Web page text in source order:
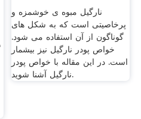
نارگیل مبوه ی خوشمزه و
پرخاصیتی است که به شکل های
گوناگون از آن استفاده می شود.
خواص پودر نارگیل نیز بیشمار
است. در این مقاله با خواص پودر
نارگیل آشنا شوید.